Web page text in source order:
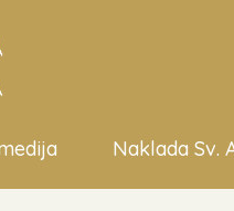
Naklada Sv.